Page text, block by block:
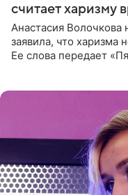
считает
Анастасия Волочкова
заявила, что харизма
Ее слова передает